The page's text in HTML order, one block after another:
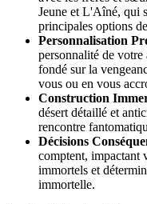
Jeune et L'Aîné, qui
principales options
Personnalisation
personnalité de votre
fondé sur la
vous ou en vous
Construction
désert détaillé et
rencontre
Décisions
comptent, impactant
immortels et
immortelle.